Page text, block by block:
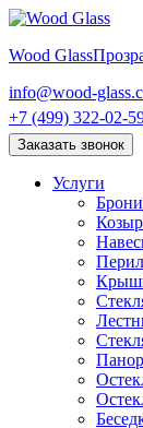
Wood Glass
info@wood-
+7 (499) 322-02-
Заказать звонок
Услуги